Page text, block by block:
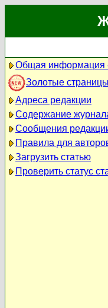
Общая информация
Золотые страницы
Адреса редакции
Содержание
Сообщения
Правила для
Загрузить статью
Проверить статус